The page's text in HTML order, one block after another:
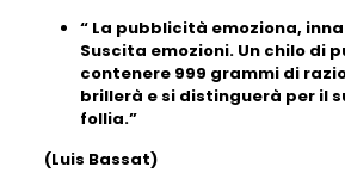
“ La pubblicità emoziona,
Suscita emozioni. Un chilo di
contenere 999 grammi di
brillerà e si distinguerà per il
follia.”
(Luis Bassat)